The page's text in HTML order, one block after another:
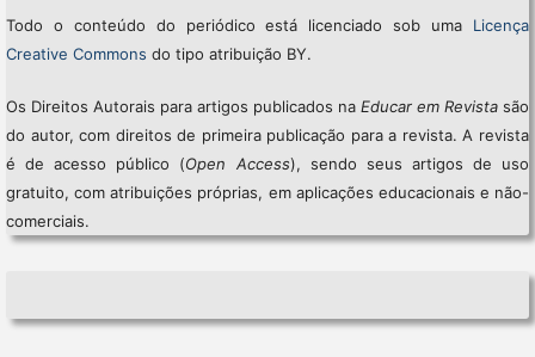
Todo o conteúdo do periódico está licenciado sob uma Licença
Creative Commons do tipo atribuição BY.
Os Direitos Autorais para artigos publicados naEducar em Revista são
do autor, com direitos de primeira publicação para a revista. A revista
é de acesso público (Open Access), sendo seus artigos de uso
gratuito, com atribuições próprias, em aplicações educacionais e não-
comerciais.